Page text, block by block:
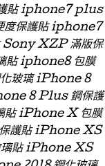
貼 iphone7 plus
度保護貼 iphone7
Sony XZP 滿版保
貼 iphone8 包膜
玻璃 iPhone 8
8 Plus 鋼保護
貼 iPhone X 包膜
護貼 iPhone XS
貼 iPhone XS